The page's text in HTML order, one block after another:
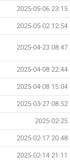
2025-05-06 23:15
2025-05-02 12:54
2025-04-23 08:47
2025-04-08 22:44
2025-04-08 15:04
2025-03-27 08:52
2025-02-25
2025-02-17 20:48
2025-02-14 21:11